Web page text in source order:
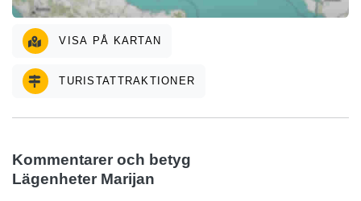
VISA PÅ KARTAN
TURISTATTRAKTIONER
Kommentarer och betyg
Lägenheter Marijan